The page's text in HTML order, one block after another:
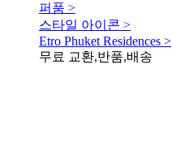
퍼품 >
스타일 아이콘 >
Etro Phuket Residences >
무료 교환,반품,배송